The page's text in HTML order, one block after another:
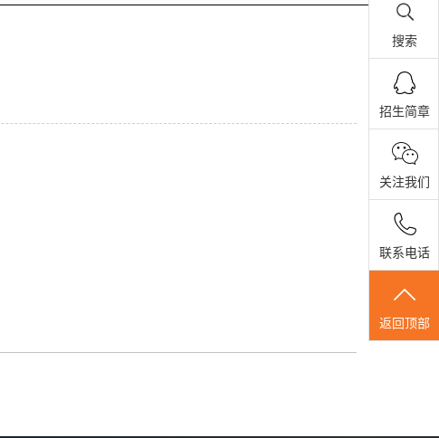
搜索
招生简章
关注我们
联系电话
返回顶部